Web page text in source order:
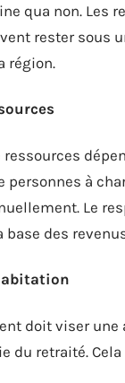
qua non. Les
rester sous
région.
ressources
personnes à
Le
des revenus
doit viser
du retraité.